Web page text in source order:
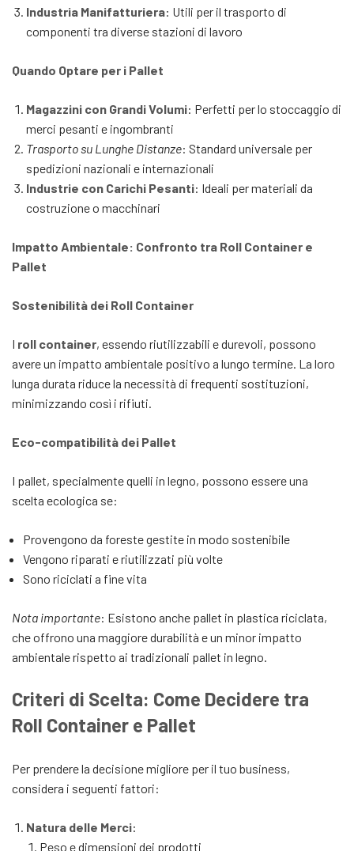
Industria Manifatturiera: Utili per il trasporto di
componenti tra diverse stazioni di lavoro
Quando Optare per i Pallet
Magazzini con Grandi Volumi: Perfetti per lo stoccaggio di
merci pesanti e ingombranti
Trasporto su Lunghe Distanze: Standard universale per
spedizioni nazionali e internazionali
Industrie con Carichi Pesanti: Ideali per materiali da
costruzione o macchinari
Impatto Ambientale: Confronto tra Roll Container e
Pallet
Sostenibilità dei Roll Container
I roll container, essendo riutilizzabili e durevoli, possono
avere un impatto ambientale positivo a lungo termine. La loro
lunga durata riduce la necessità di frequenti sostituzioni,
minimizzando così i rifiuti.
Eco-compatibilità dei Pallet
I pallet, specialmente quelli in legno, possono essere una
scelta ecologica se:
Provengono da foreste gestite in modo sostenibile
Vengono riparati e riutilizzati più volte
Sono riciclati a fine vita
Nota importante: Esistono anche pallet in plastica riciclata,
che offrono una maggiore durabilità e un minor impatto
ambientale rispetto ai tradizionali pallet in legno.
Criteri di Scelta: Come Decidere tra
Roll Container e Pallet
Per prendere la decisione migliore per il tuo business,
considera i seguenti fattori:
Natura delle Merci:
Peso e dimensioni dei prodotti